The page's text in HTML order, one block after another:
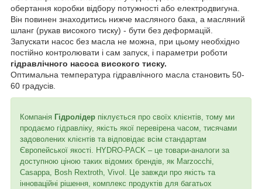
обертання коробки відбору потужності або електродвигуна.
Він повинен знаходитись нижче масляного бака, а масляний
шланг (рукав високого тиску) - бути без деформацій.
Запускати насос без масла не можна, при цьому необхідно
постійно контролювати і сам запуск, і параметри роботи
гідравлічного насоса високого тиску.
Оптимальна температура гідравлічного масла становить 50-
60 градусів.
Компанія Гідролідер піклується про своїх клієнтів, тому ми
продаємо гідравліку, якість якої перевірена часом, тисячами
задоволених клієнтів та відповідає всім стандартам
Європейської якості. HYDRO-PACK – це товари-аналоги за
доступною ціною таких відомих брендів, як Marzocchi,
Casappa, Bosh Rextroth, Vivol. Це завжди про якість та
інноваційні рішення, комплекс продуктів для багатьох